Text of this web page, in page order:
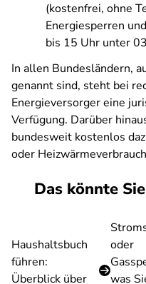
(kostenfrei, ohne
Energiesperren
bis 15 Uhr unter
In allen Bundesländern,
genannt sind, steht bei
Energieversorger eine
Verfügung. Darüber
bundesweit kostenlos
oder
Das könnte
Haushaltsbuch
führen:
Überblick über
oder
was